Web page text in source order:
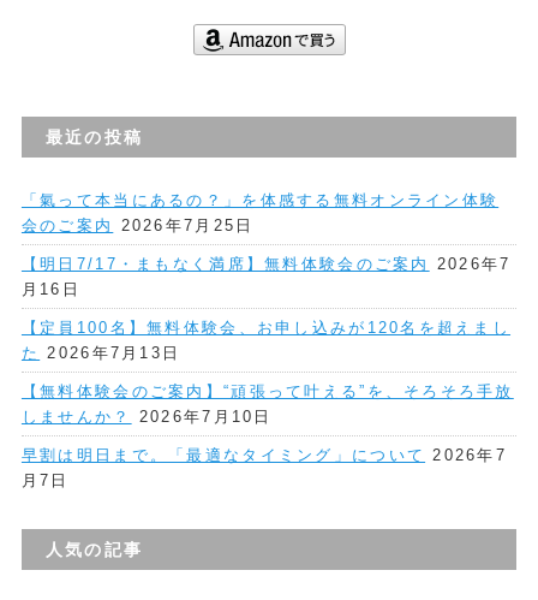
最近の投稿
「氣って本当にあるの？」を体感する無料オンライン体験
会のご案内
2026年7月25日
【明日7/17・まもなく満席】無料体験会のご案内
2026年7
月16日
【定員100名】無料体験会、お申し込みが120名を超えまし
た
2026年7月13日
【無料体験会のご案内】“頑張って叶える”を、そろそろ手放
しませんか？
2026年7月10日
早割は明日まで。「最適なタイミング」について
2026年7
月7日
人気の記事